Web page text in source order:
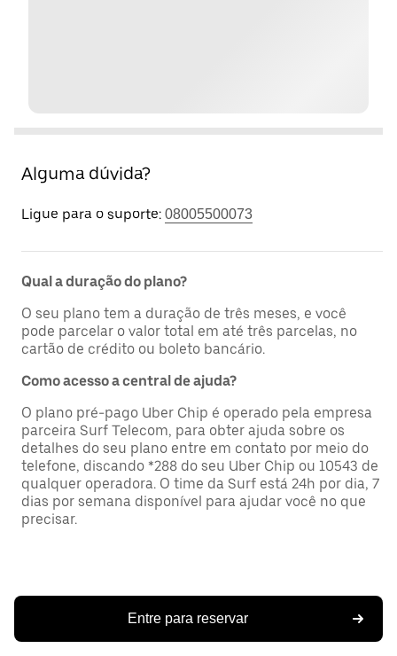
Alguma dúvida?
Ligue para o suporte: 08005500073
Qual a duração do plano?
O seu plano tem a duração de três meses, e você
pode parcelar o valor total em até três parcelas, no
cartão de crédito ou boleto bancário.
Como acesso a central de ajuda?
O plano pré-pago Uber Chip é operado pela empresa
parceira Surf Telecom, para obter ajuda sobre os
detalhes do seu plano entre em contato por meio do
telefone, discando *288 do seu Uber Chip ou 10543 de
qualquer operadora. O time da Surf está 24h por dia, 7
dias por semana disponível para ajudar você no que
precisar.
Entre para reservar